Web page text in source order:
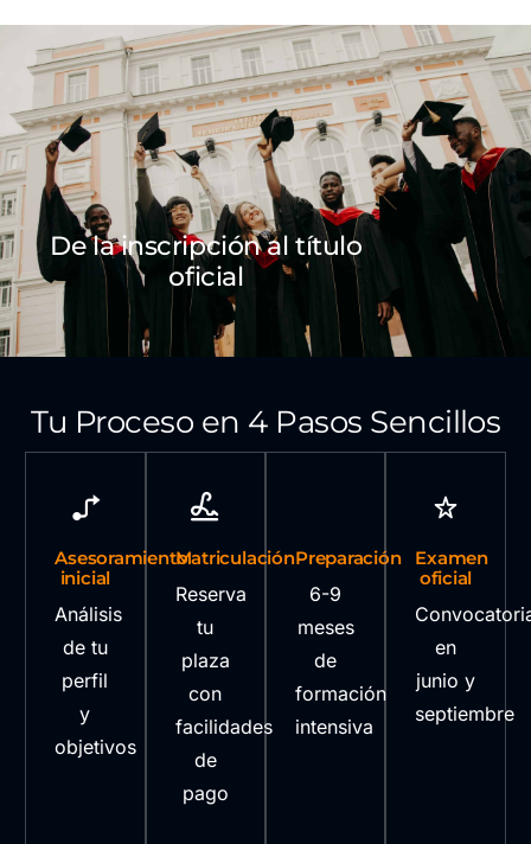
De la inscripción al título
oficial
Tu Proceso en 4 Pasos Sencillos
Asesoramiento
inicial
Análisis
de tu
perfil
y
objetivos
Matriculación
Reserva
tu
plaza
con
facilidades
de
pago
Preparación
6-9
meses
de
formación
intensiva
Examen
oficial
en
junio y
septiembre